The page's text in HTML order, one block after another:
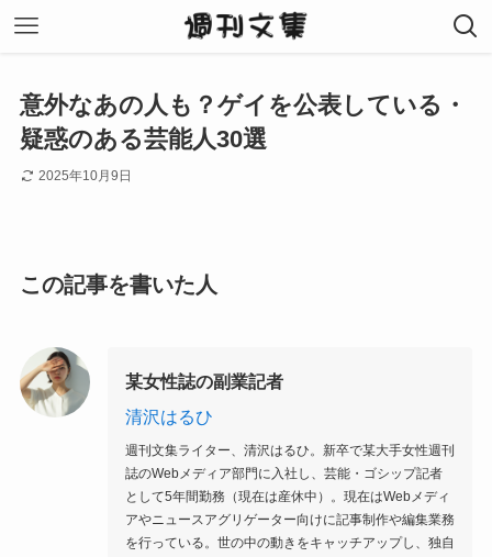
意外なあの人も？ゲイを公表している・
疑惑のある芸能人30選
2025年10月9日
この記事を書いた人
某女性誌の副業記者
清沢はるひ
週刊文集ライター、清沢はるひ。新卒で某大手女性週刊
誌のWebメディア部門に入社し、芸能・ゴシップ記者
として5年間勤務（現在は産休中）。現在はWebメディ
アやニュースアグリゲーター向けに記事制作や編集業務
を行っている。世の中の動きをキャッチアップし、独自